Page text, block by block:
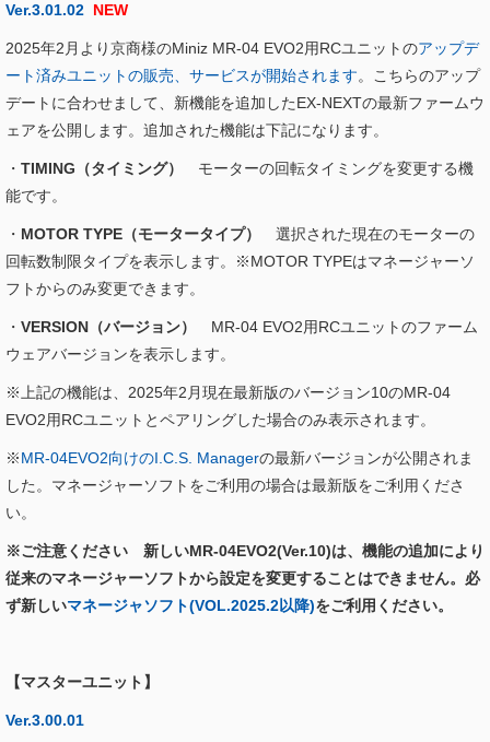
Ver.3.01.02 NEW
2025年2月より京商様のMiniz MR-04 EVO2用RCユニットのアップデ
ート済みユニットの販売、サービスが開始されます。こちらのアップ
デートに合わせまして、新機能を追加したEX-NEXTの最新ファームウ
ェアを公開します。追加された機能は下記になります。
・ TIMING（タイミング）
モーターの回転タイミングを変更する機
能です。
・ MOTOR TYPE（モータータイプ）
選択された現在のモーターの
回転数制限タイプを表示します。※MOTOR TYPEはマネージャーソ
フトからのみ変更できます。
・ VERSION（バージョン）
MR-04 EVO2用RCユニットのファーム
ウェアバージョンを表示します。
※上記の機能は、2025年2月現在最新版のバージョン10のMR-04
EVO2用RCユニットとペアリングした場合のみ表示されます。
※MR-04EVO2向けのI.C.S. Managerの最新バージョンが公開されま
した。マネージャーソフトをご利用の場合は最新版をご利用くださ
い。
※ご注意ください 新しいMR-04EVO2(Ver.10)は、機能の追加により
従来のマネージャーソフトから設定を変更することはできません。必
ず新しいマネージャソフト(VOL.2025.2以降)をご利用ください。
【マスターユニット】
Ver.3.00.01